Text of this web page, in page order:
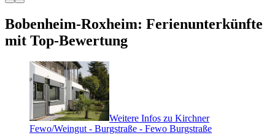
Bobenheim-Roxheim: Ferienunterkünfte
mit Top-Bewertung
Weitere Infos zu Kirchner
Fewo/Weingut - Burgstraße - Fewo Burgstraße